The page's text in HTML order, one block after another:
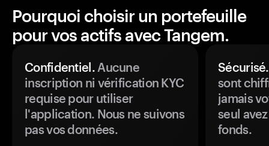
Pourquoi choisir un portefeuille
pour vos actifs avec Tangem.
Confidentiel.Aucune
inscription ni vérification KYC
requise pour utiliser
l'application. Nous ne suivons
pas vos données.
Sécurisé.
sont
jamais
seul
fonds.